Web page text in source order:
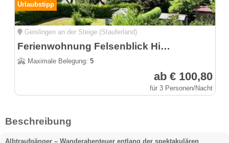
Urlaubstipp
Geislingen an der Steige (Stauferland)
Ferienwohnung Felsenblick Himmelsfels
Maximale Belegung: 5
ab € 100,80
für 3 Personen/Nacht
Beschreibung
Albtraufgänger – Wanderabenteuer entlang der spektakulären